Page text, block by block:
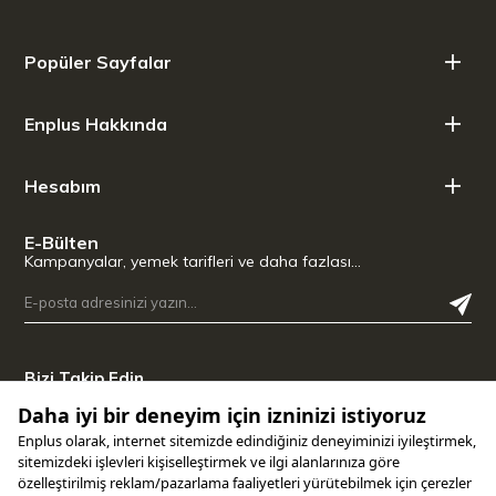
Popüler Sayfalar
Enplus Hakkında
Hesabım
E-Bülten
Kampanyalar, yemek tarifleri ve daha fazlası…
Bizi Takip Edin